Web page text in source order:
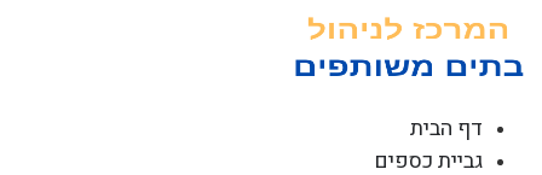
דף הבית
גביית כספים